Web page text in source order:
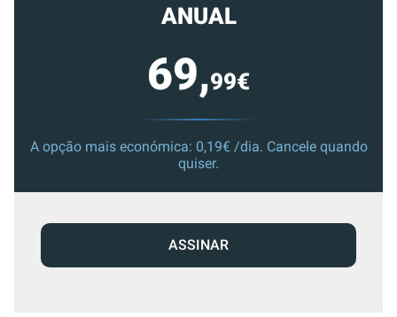
ANUAL
69,99€
A opção mais económica: 0,19€ /dia. Cancele quando
quiser.
ASSINAR